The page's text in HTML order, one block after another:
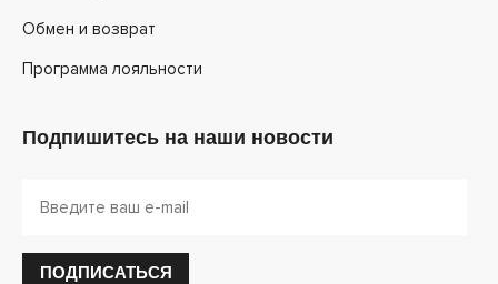
Обмен и возврат
Программа лояльности
Подпишитесь на наши новости
ПОДПИСАТЬСЯ